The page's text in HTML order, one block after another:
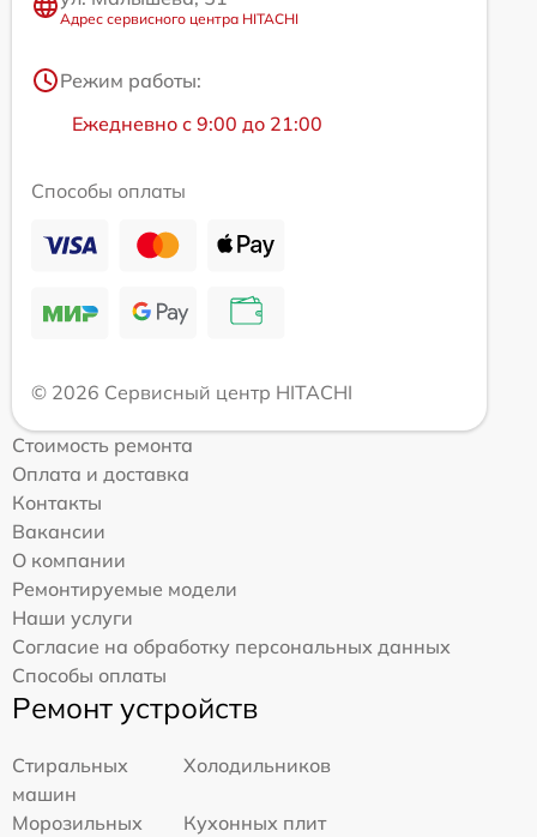
Адрес сервисного центра HITACHI
Режим работы:
Ежедневно с 9:00 до 21:00
Способы оплаты
© 2026 Сервисный центр HITACHI
Стоимость ремонта
Оплата и доставка
Контакты
Вакансии
О компании
Ремонтируемые модели
Наши услуги
Согласие на обработку персональных данных
Способы оплаты
Ремонт устройств
Стиральных
машин
Холодильников
Морозильных
Кухонных плит